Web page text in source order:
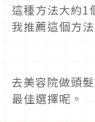
這種方法大約1
我推薦這個方法
去美容院做頭
最佳選擇呢。